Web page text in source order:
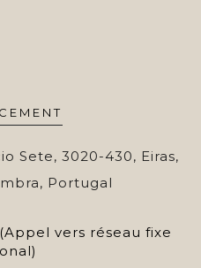
Sete, 3020-430, Eiras,
Portugal
vers réseau fixe